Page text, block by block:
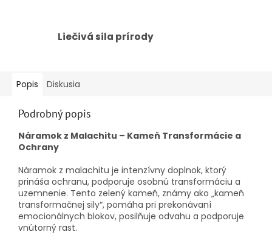
Liečivá sila prírody
Popis Diskusia
Podrobný popis
Náramok z Malachitu – Kameň Transformácie a
Ochrany
Náramok z malachitu je intenzívny doplnok, ktorý
prináša ochranu, podporuje osobnú transformáciu a
uzemnenie. Tento zelený kameň, známy ako „kameň
transformačnej sily“, pomáha pri prekonávaní
emocionálnych blokov, posilňuje odvahu a podporuje
vnútorný rast.